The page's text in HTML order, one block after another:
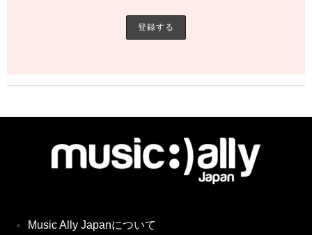
Music Ally Japanについて